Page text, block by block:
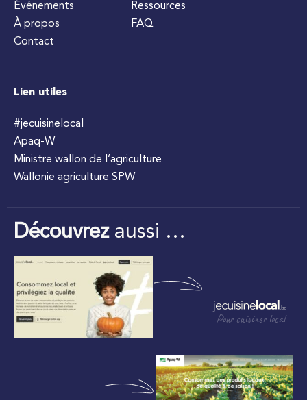
Événements
À propos
Contact
Ressources
FAQ
Lien utiles
#jecuisinelocal
Apaq-W
Ministre wallon de l’agriculture
Wallonie agriculture SPW
Découvrezaussi …
Pour cuisiner local